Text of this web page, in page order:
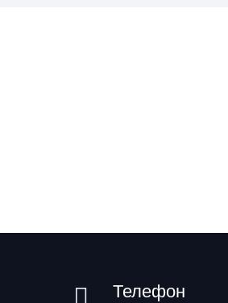
Телефон